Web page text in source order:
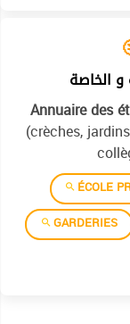
الخاصة
Annuaire des
(crèches,
ÉCOLE
GARDERIES